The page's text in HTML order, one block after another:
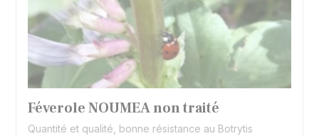
Féverole NOUMEA non traité
Quantité et qualité, bonne résistance au Botrytis